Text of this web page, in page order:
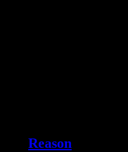
Reason